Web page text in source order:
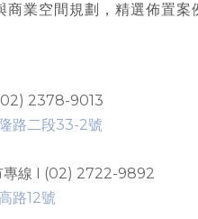
商業空間規劃，精選佈置案
2378-9013
路二段33-2號
專線 I (02) 2722-9892
路12號